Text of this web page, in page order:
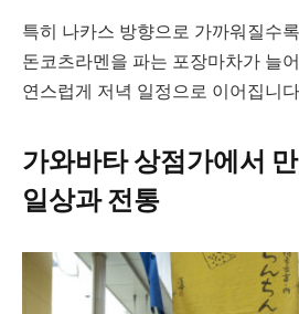
특히 나카스 방향으로 가까워질수
돈코츠라멘을 파는 포장마차가 늘
연스럽게 저녁 일정으로 이어집니
가와바타 상점가에서
일상과 전통